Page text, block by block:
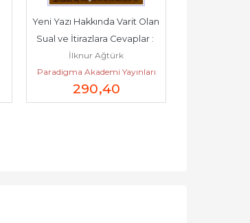
Yeni Yazı Hakkında Varit Olan
Sual ve İtirazlara Cevaplar :
Yeni Yazı...
İlknur Ağtürk
Paradigma Akademi Yayınları
290,40